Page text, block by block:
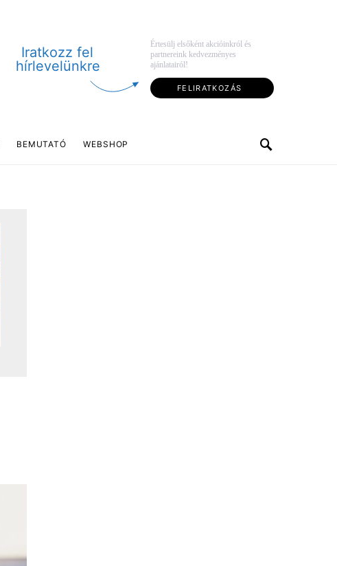
Iratkozz fel
hírlevelünkre
Értesülj elsőként akcióinkról és
partnereink kedvezményes
ajánlatairól!
FELIRATKOZÁS
BEMUTATÓ WEBSHOP